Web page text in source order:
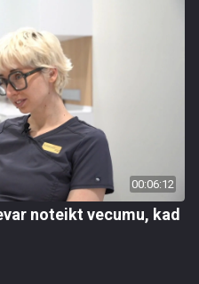
00:06:12
noteikt vecumu, kad